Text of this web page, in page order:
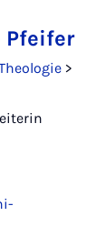
Pfeifer
>